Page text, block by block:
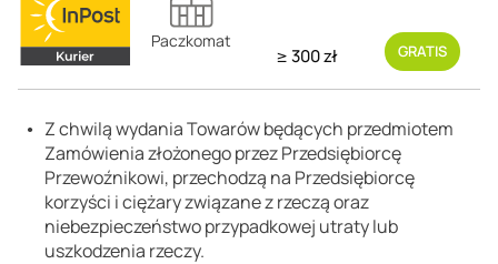
Paczkomat
≥ 300 zł GRATIS
Z chwilą wydania Towarów będących przedmiotem
Zamówienia złożonego przez Przedsiębiorcę
Przewoźnikowi, przechodzą na Przedsiębiorcę
korzyści i ciężary związane z rzeczą oraz
niebezpieczeństwo przypadkowej utraty lub
uszkodzenia rzeczy.